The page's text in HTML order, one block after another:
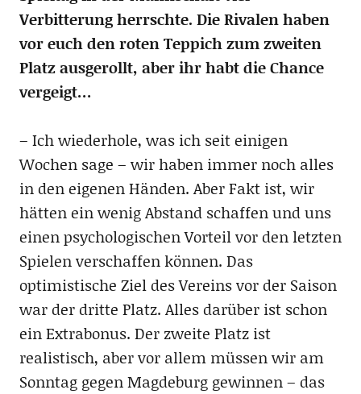
Verbitterung herrschte. Die Rivalen haben
vor euch den roten Teppich zum zweiten
Platz ausgerollt, aber ihr habt die Chance
vergeigt…
– Ich wiederhole, was ich seit einigen
Wochen sage – wir haben immer noch alles
in den eigenen Händen. Aber Fakt ist, wir
hätten ein wenig Abstand schaffen und uns
einen psychologischen Vorteil vor den letzten
Spielen verschaffen können. Das
optimistische Ziel des Vereins vor der Saison
war der dritte Platz. Alles darüber ist schon
ein Extrabonus. Der zweite Platz ist
realistisch, aber vor allem müssen wir am
Sonntag gegen Magdeburg gewinnen – das